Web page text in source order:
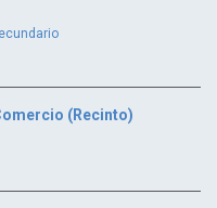
(Recinto)